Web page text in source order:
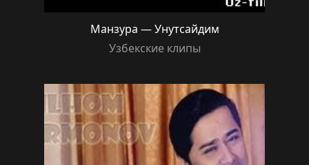
Манзура — Унутсайдим
Узбекские клипы